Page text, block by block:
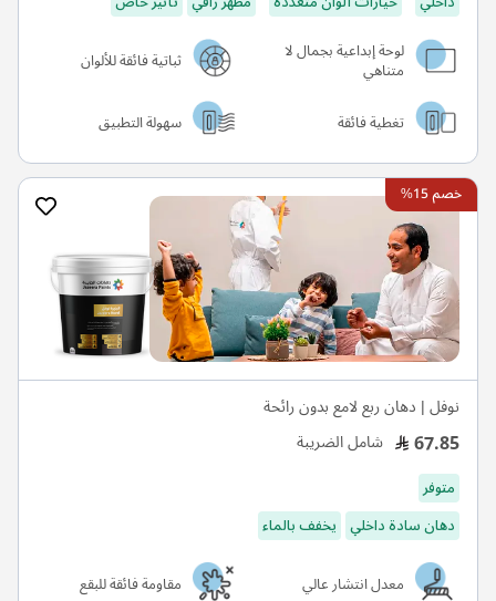
لوحة إبداعية بجمال لا
متناهي
ثباتية فائقة للألوان
تغطية فائقة
سهولة التطبيق
خصم 15%
نوفل | دهان ربع لامع بدون رائحة
67.85 شامل الضريبة
متوفر
دهان سادة داخلي يخفف بالماء
معدل انتشار عالي
مقاومة فائقة للبقع